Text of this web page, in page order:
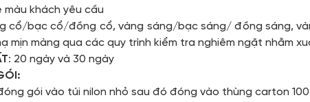
khách yêu cầu
cổ/bạc cổ/đồng cổ, vàng sáng/bạc sáng/ đồng sáng,
mịn màng qua các quy trình kiểm tra nghiêm ngặt nhằm
: 20 ngày và 30 ngày
gói vào túi nilon nhỏ sau đó đóng vào thùng carton